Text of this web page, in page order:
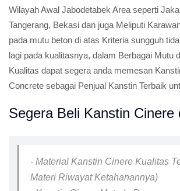
Wilayah Awal Jabodetabek Area seperti
Tangerang, Bekasi dan juga Meliputi
pada mutu beton di atas Kriteria sungguh
lagi pada kualitasnya, dalam Berbagai Mutu
Kualitas dapat segera anda memesan
Concrete sebagai Penjual Kanstin Terbaik
Segera Beli Kanstin Cinere
- Material Kanstin Cinere Kualitas
Materi Riwayat Ketahanannya)